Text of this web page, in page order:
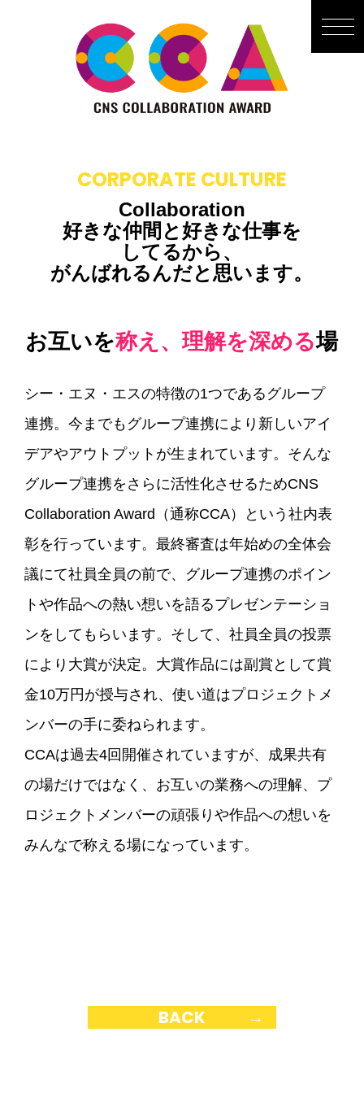
CORPORATE CULTURE
Collaboration
好きな仲間と好きな仕事を
してるから、
がんばれるんだと思います。
お互いを称え、理解を深める場
シー・エヌ・エスの特徴の1つであるグループ
連携。今までもグループ連携により新しいアイ
デアやアウトプットが生まれています。そんな
グループ連携をさらに活性化させるためCNS
Collaboration Award（通称CCA）という社内表
彰を行っています。最終審査は年始めの全体会
議にて社員全員の前で、グループ連携のポイン
トや作品への熱い想いを語るプレゼンテーショ
ンをしてもらいます。そして、社員全員の投票
により大賞が決定。大賞作品には副賞として賞
金10万円が授与され、使い道はプロジェクトメ
ンバーの手に委ねられます。
CCAは過去4回開催されていますが、成果共有
の場だけではなく、お互いの業務への理解、プ
ロジェクトメンバーの頑張りや作品への想いを
みんなで称える場になっています。
BACK →